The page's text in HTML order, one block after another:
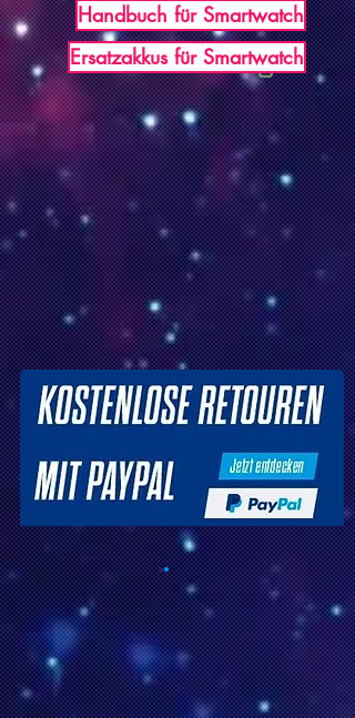
USB Germany
Handbuch für Smartwatch
Ersatzakkus für Smartwatch